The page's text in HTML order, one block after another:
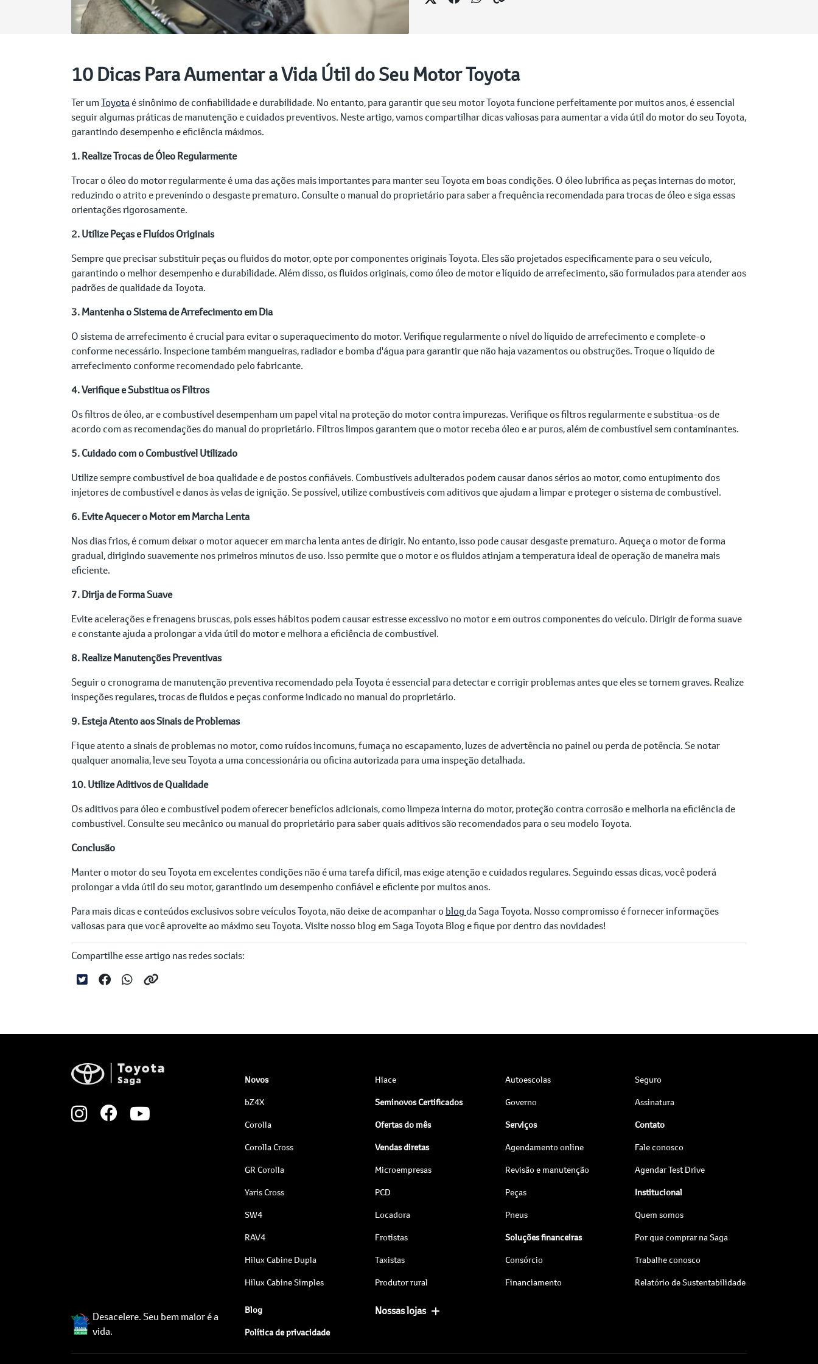
10 Dicas Para Aumentar a Vida Útil do Seu Motor Toyota
Ter umToyotaé sinônimo de confiabilidade e durabilidade. No entanto, para garantir que seu motor Toyota funcione perfeitamente por muitos anos, é essencial
seguir algumas práticas de manutenção e cuidados preventivos. Neste artigo, vamos compartilhar dicas valiosas para aumentar a vida útil do motor do seu Toyota,
garantindo desempenho e eficiência máximos.
1. Realize Trocas de Óleo Regularmente
Trocar o óleo do motor regularmente é uma das ações mais importantes para manter seu Toyota em boas condições. O óleo lubrifica as peças internas do motor,
reduzindo o atrito e prevenindo o desgaste prematuro. Consulte o manual do proprietário para saber a frequência recomendada para trocas de óleo e siga essas
orientações rigorosamente.
2. Utilize Peças e Fluídos Originais
Sempre que precisar substituir peças ou fluidos do motor, opte por componentes originais Toyota. Eles são projetados especificamente para o seu veículo,
garantindo o melhor desempenho e durabilidade. Além disso, os fluidos originais, como óleo de motor e líquido de arrefecimento, são formulados para atender aos
padrões de qualidade da Toyota.
3. Mantenha o Sistema de Arrefecimento em Dia
O sistema de arrefecimento é crucial para evitar o superaquecimento do motor. Verifique regularmente o nível do líquido de arrefecimento e complete-o
conforme necessário. Inspecione também mangueiras, radiador e bomba d'água para garantir que não haja vazamentos ou obstruções. Troque o líquido de
arrefecimento conforme recomendado pelo fabricante.
4. Verifique e Substitua os Filtros
Os filtros de óleo, ar e combustível desempenham um papel vital na proteção do motor contra impurezas. Verifique os filtros regularmente e substitua-os de
acordo com as recomendações do manual do proprietário. Filtros limpos garantem que o motor receba óleo e ar puros, além de combustível sem contaminantes.
5. Cuidado com o Combustível Utilizado
Utilize sempre combustível de boa qualidade e de postos confiáveis. Combustíveis adulterados podem causar danos sérios ao motor, como entupimento dos
injetores de combustível e danos às velas de ignição. Se possível, utilize combustíveis com aditivos que ajudam a limpar e proteger o sistema de combustível.
6. Evite Aquecer o Motor em Marcha Lenta
Nos dias frios, é comum deixar o motor aquecer em marcha lenta antes de dirigir. No entanto, isso pode causar desgaste prematuro. Aqueça o motor de forma
gradual, dirigindo suavemente nos primeiros minutos de uso. Isso permite que o motor e os fluidos atinjam a temperatura ideal de operação de maneira mais
eficiente.
7. Dirija de Forma Suave
Evite acelerações e frenagens bruscas, pois esses hábitos podem causar estresse excessivo no motor e em outros componentes do veículo. Dirigir de forma suave
e constante ajuda a prolongar a vida útil do motor e melhora a eficiência de combustível.
8. Realize Manutenções Preventivas
Seguir o cronograma de manutenção preventiva recomendado pela Toyota é essencial para detectar e corrigir problemas antes que eles se tornem graves. Realize
inspeções regulares, trocas de fluidos e peças conforme indicado no manual do proprietário.
9. Esteja Atento aos Sinais de Problemas
Fique atento a sinais de problemas no motor, como ruídos incomuns, fumaça no escapamento, luzes de advertência no painel ou perda de potência. Se notar
qualquer anomalia, leve seu Toyota a uma concessionária ou oficina autorizada para uma inspeção detalhada.
10. Utilize Aditivos de Qualidade
Os aditivos para óleo e combustível podem oferecer benefícios adicionais, como limpeza interna do motor, proteção contra corrosão e melhoria na eficiência de
combustível. Consulte seu mecânico ou manual do proprietário para saber quais aditivos são recomendados para o seu modelo Toyota.
Conclusão
Manter o motor do seu Toyota em excelentes condições não é uma tarefa difícil, mas exige atenção e cuidados regulares. Seguindo essas dicas, você poderá
prolongar a vida útil do seu motor, garantindo um desempenho confiável e eficiente por muitos anos.
Para mais dicas e conteúdos exclusivos sobre veículos Toyota, não deixe de acompanhar o blogda Saga Toyota. Nosso compromisso é fornecer informações
valiosas para que você aproveite ao máximo seu Toyota. Visite nosso blog em Saga Toyota Blog e fique por dentro das novidades!
Compartilhe esse artigo nas redes sociais:
Desacelere. Seu bem maior é a
vida.
Novos
bZ4X
Corolla
Corolla Cross
GR Corolla
Yaris Cross
SW4
RAV4
Hilux Cabine Dupla
Hilux Cabine Simples
Hiace
Seminovos Certificados
Ofertas do mês
Vendas diretas
Microempresas
PCD
Locadora
Frotistas
Taxistas
Produtor rural
Autoescolas
Governo
Serviços
Agendamento online
Revisão e manutenção
Peças
Pneus
Soluções financeiras
Consórcio
Financiamento
Seguro
Assinatura
Contato
Fale conosco
Agendar Test Drive
Institucional
Quem somos
Por que comprar na Saga
Trabalhe conosco
Relatório de Sustentabilidade
Blog
Política de privacidade
Nossas lojas